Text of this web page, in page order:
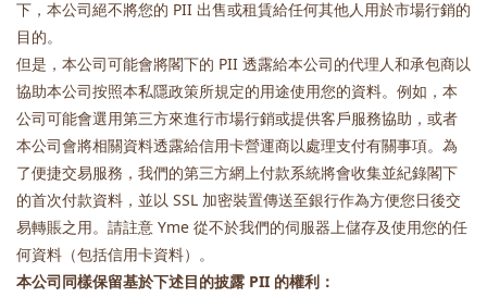
下，本公司絕不將您的 PII 出售或租賃給任何其他人用於市場行銷的
目的。
但是，本公司可能會將閣下的 PII 透露給本公司的代理人和承包商以
協助本公司按照本私隱政策所規定的用途使用您的資料。例如，本
公司可能會選用第三方來進行市場行銷或提供客戶服務協助，或者
本公司會將相關資料透露給信用卡營運商以處理支付有關事項。為
了便捷交易服務，我們的第三方網上付款系統將會收集並紀錄閣下
的首次付款資料，並以 SSL 加密裝置傳送至銀行作為方便您日後交
易轉賬之用。請註意 Yme 從不於我們的伺服器上儲存及使用您的任
何資料（包括信用卡資料）。
本公司同樣保留基於下述目的披露 PII 的權利：